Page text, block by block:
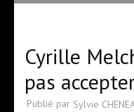
Cyrille
pas
Publié par Sylvie